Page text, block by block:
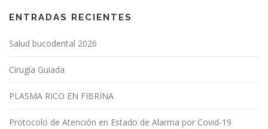
ENTRADAS RECIENTES
Salud bucodental 2026
Cirugía Guiada
PLASMA RICO EN FIBRINA
Protocolo de Atención en Estado de Alarma por Covid-19